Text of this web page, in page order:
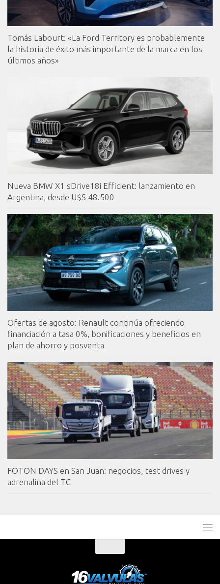
Tomás Labourt: «La Ford Territory es probablemente
la historia de éxito más importante de la marca en los
últimos años»
Nueva BMW X1 sDrive18i Efficient: lanzamiento en
Argentina, desde U$S 48.500
Ofertas de agosto: Renault continúa ofreciendo
financiación a tasa 0%, bonificaciones y beneficios en
plan de ahorro y posventa
FOTON DAYS en San Juan: negocios, test drives y
adrenalina del TC